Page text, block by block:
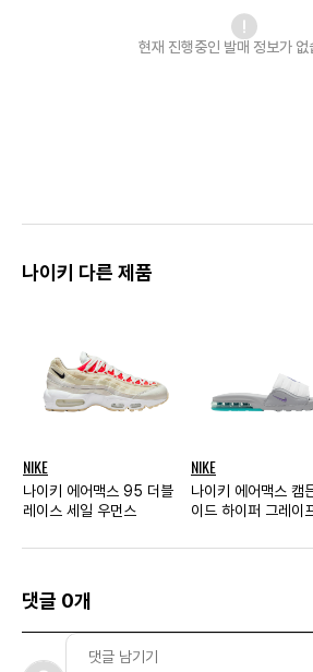
현재 진행중인 발매 정보가 없
나이키 다른 제품
NIKE
나이키 에어맥스 95 더블
레이스 세일 우먼스
NIKE
나이키 에어맥스 캠
이드 하이퍼 그레이
댓글 0개